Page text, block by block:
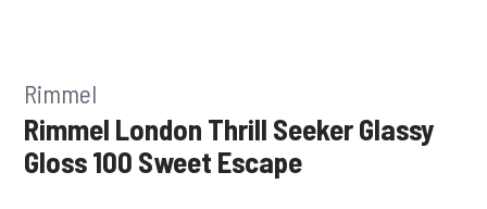
Rimmel
Rimmel London Thrill Seeker Glassy
Gloss 100 Sweet Escape